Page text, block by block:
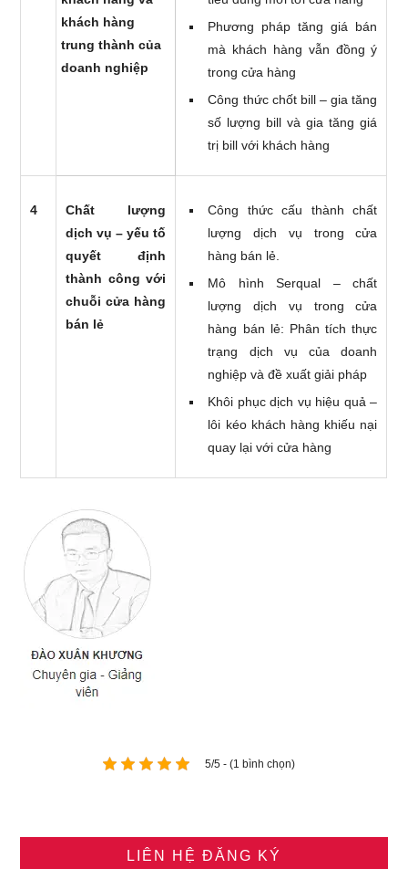
khách hàng
trung thành của
doanh nghiệp
Phương pháp tăng giá bán
mà khách hàng vẫn đồng ý
trong cửa hàng
Công thức chốt bill – gia tăng
số lượng bill và gia tăng giá
trị bill với khách hàng
4
Chất lượng
dịch vụ – yếu tố
quyết định
thành công với
chuỗi cửa hàng
bán lẻ
Công thức cấu thành chất
lượng dịch vụ trong cửa
hàng bán lẻ.
Mô hình Serqual – chất
lượng dịch vụ trong cửa
hàng bán lẻ: Phân tích thực
trạng dịch vụ của doanh
nghiệp và đề xuất giải pháp
Khôi phục dịch vụ hiệu quả –
lôi kéo khách hàng khiếu nại
quay lại với cửa hàng
5/5 - (1 bình chọn)
LIÊN HỆ ĐĂNG KÝ